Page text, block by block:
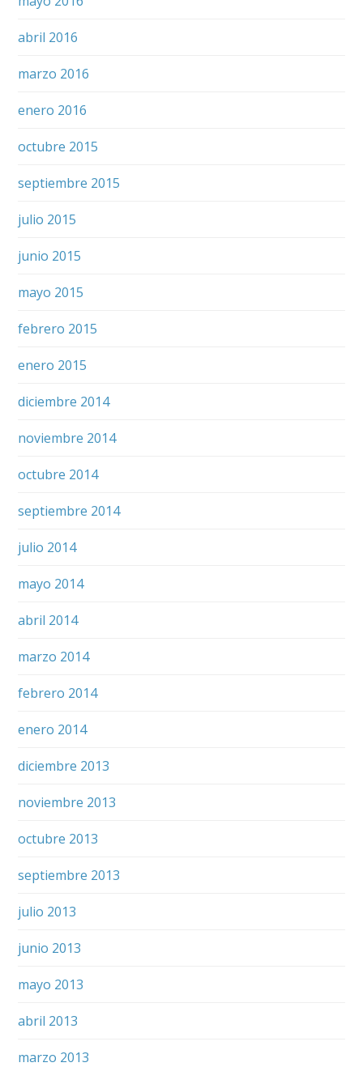
abril 2016
marzo 2016
enero 2016
octubre 2015
septiembre 2015
julio 2015
junio 2015
mayo 2015
febrero 2015
enero 2015
diciembre 2014
noviembre 2014
octubre 2014
septiembre 2014
julio 2014
mayo 2014
abril 2014
marzo 2014
febrero 2014
enero 2014
diciembre 2013
noviembre 2013
octubre 2013
septiembre 2013
julio 2013
junio 2013
mayo 2013
abril 2013
marzo 2013